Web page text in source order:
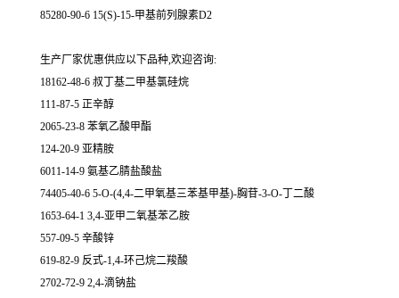
85280-90-6 15(S)-15-甲基前列腺素D2
生产厂家优惠供应以下品种,欢迎咨询:
18162-48-6 叔丁基二甲基氯硅烷
111-87-5 正辛醇
2065-23-8 苯氧乙酸甲酯
124-20-9 亚精胺
6011-14-9 氨基乙腈盐酸盐
74405-40-6 5-O-(4,4-二甲氧基三苯基甲基)-胸苷-3-O-丁二酸
1653-64-1 3,4-亚甲二氧基苯乙胺
557-09-5 辛酸锌
619-82-9 反式-1,4-环己烷二羧酸
2702-72-9 2,4-滴钠盐